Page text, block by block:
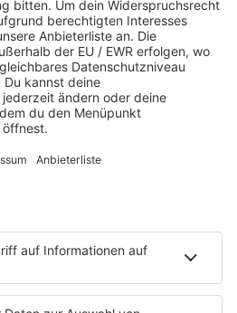
etwas ganz
Datum der Heirat wird
Welche Bedeutung dieser
kann mithilfe der
werden.
NÄCHSTE